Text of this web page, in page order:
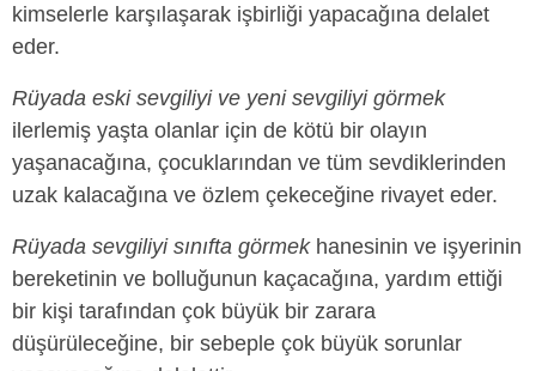
kimselerle karşılaşarak işbirliği yapacağına delalet
eder.
Rüyada eski sevgiliyi ve yeni sevgiliyi görmek
ilerlemiş yaşta olanlar için de kötü bir olayın
yaşanacağına, çocuklarından ve tüm sevdiklerinden
uzak kalacağına ve özlem çekeceğine rivayet eder.
Rüyada sevgiliyi sınıfta görmekhanesinin ve işyerinin
bereketinin ve bolluğunun kaçacağına, yardım ettiği
bir kişi tarafından çok büyük bir zarara
düşürüleceğine, bir sebeple çok büyük sorunlar